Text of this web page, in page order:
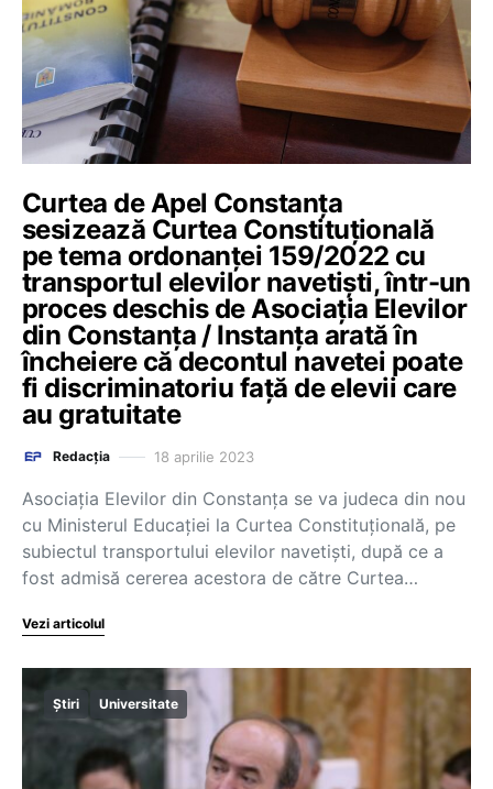
Curtea de Apel Constanța
sesizează Curtea Constituțională
pe tema ordonanței 159/2022 cu
transportul elevilor navetiști, într-un
proces deschis de Asociația Elevilor
din Constanța / Instanța arată în
încheiere că decontul navetei poate
fi discriminatoriu față de elevii care
au gratuitate
Redacția 18 aprilie 2023
Asociația Elevilor din Constanța se va judeca din nou
cu Ministerul Educației la Curtea Constituțională, pe
subiectul transportului elevilor navetiști, după ce a
fost admisă cererea acestora de către Curtea…
Vezi articolul
Știri Universitate